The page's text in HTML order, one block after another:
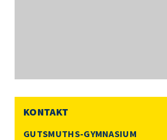
KONTAKT
GUTSMUTHS-GYMNASIUM